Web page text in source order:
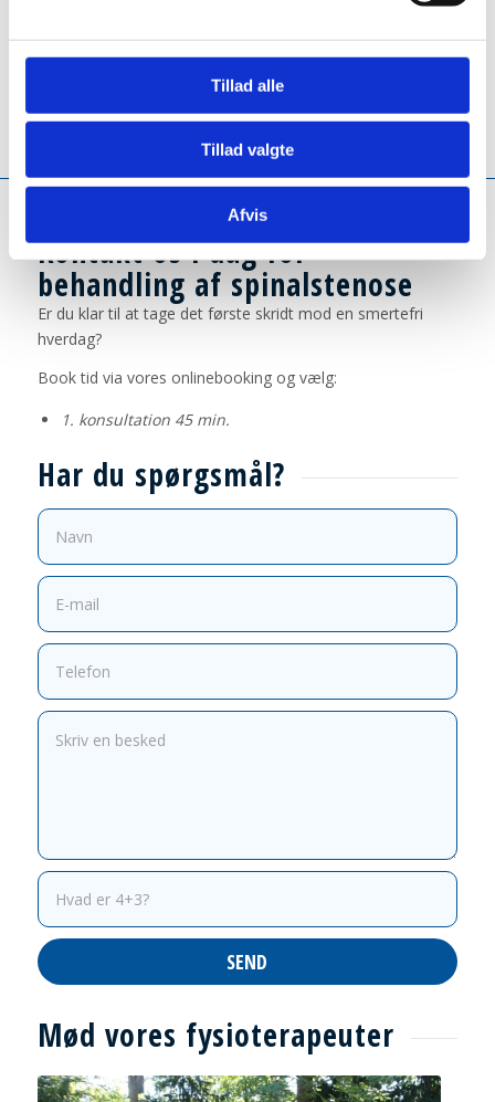
Tillad alle
Tillad valgte
Afvis
Hvad koster behandling af
spinalstenose?
og tilskudsmuligheder her.
Kontakt os i dag for
behandling af spinalstenose
Er du klar til at tage det første skridt mod en smertefri
hverdag?
Book tid via vores onlinebooking og vælg:
1. konsultation 45 min.
Har du spørgsmål?
Mød vores fysioterapeuter